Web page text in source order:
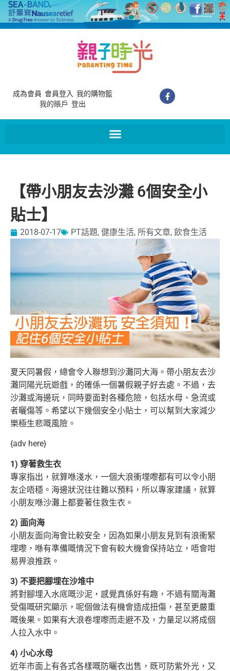
成為會員 會員登入 我的購物籃
我的賬戶 登出
【帶小朋友去沙灘 6個安全小
貼士】
2018-07-17 PT話題, 健康生活, 所有文章, 飲食生活
夏天同暑假，總會令人聯想到沙灘同大海。帶小朋友去沙
灘同陽光玩遊戲，的確係一個暑假親子好去處。不過，去
沙灘或海邊玩，同時要面對各種危險，包括水母、急流或
者曬傷等。希望以下幾個安全小貼士，可以幫到大家減少
樂極生悲嘅風險。
{adv here}
1) 穿著救生衣
專家指出，就算喺淺水，一個大浪衝埋嚟都有可以令小朋
友企唔穩。海邊狀況往往難以預料，所以專家建議，就算
小朋友喺沙灘上都要著住救生衣。
2) 面向海
小朋友面向海會比較安全，因為如果小朋友見到有浪衝緊
埋嚟，喺有準備嘅情況下會有較大機會保持站立，唔會咁
易畀浪推跌。
3) 不要把腳埋在沙堆中
將對腳埋入水底嘅沙泥，感覺真係好有趣，不過有關海灘
受傷嘅研究顯示，呢個做法有機會造成扭傷，甚至更嚴重
嘅後果。如果有大浪卷埋嚟而走避不及，力量足以將成個
人拉入水中。
4) 小心水母
近年市面上有各式各樣嘅防曬衣出售，既可防紫外光，又